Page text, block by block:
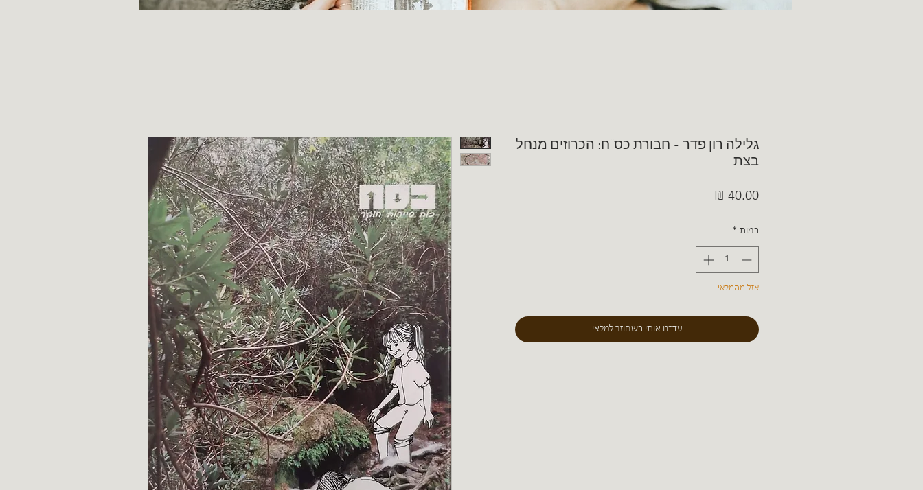
גלילה רון פדר - חבורת כס"ח: הכרוזים מנחל
בצת
כמות *
אזל מהמלאי
עדכנו אותי כשחוזר למלאי